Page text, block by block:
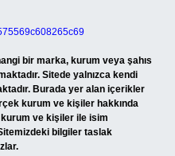
bir marka, kurum veya şahıs
Sitede yalnızca kendi
Burada yer alan içerikler
kurum ve kişiler hakkında
kurum ve kişiler ile isim
bilgiler taslak